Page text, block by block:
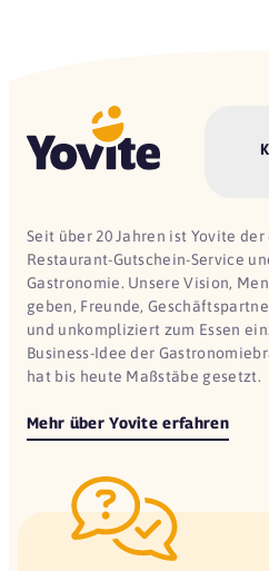
Seit über 20 Jahren ist Yovite
Restaurant-Gutschein-Service
Gastronomie. Unsere Vision,
geben, Freunde,
und unkompliziert zum Essen
Business-Idee der
hat bis heute Maßstäbe gesetzt.
Mehr über Yovite erfahren